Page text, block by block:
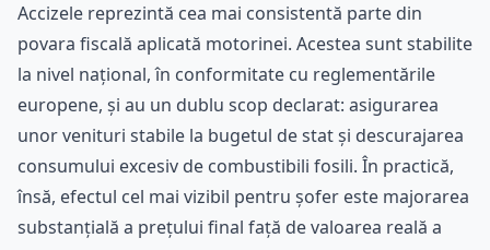
Accizele reprezintă cea mai consistentă parte din
povara fiscală aplicată motorinei. Acestea sunt stabilite
la nivel național, în conformitate cu reglementările
europene, și au un dublu scop declarat: asigurarea
unor venituri stabile la bugetul de stat și descurajarea
consumului excesiv de combustibili fosili. În practică,
însă, efectul cel mai vizibil pentru șofer este majorarea
substanțială a prețului final față de valoarea reală a